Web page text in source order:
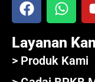
Layanan
> Produk Kami